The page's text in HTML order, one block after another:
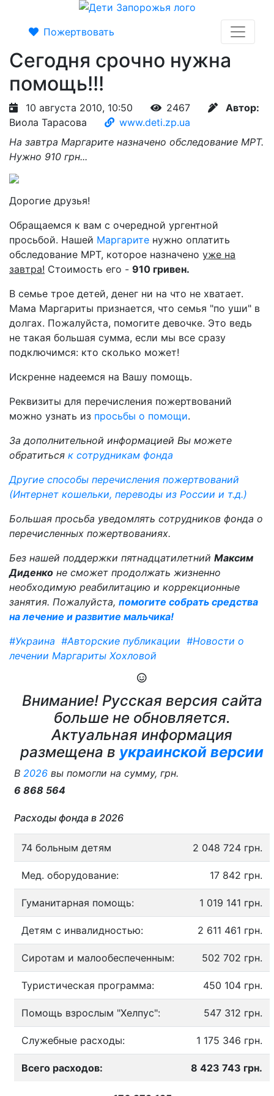
Пожертвовать
Сегодня срочно нужна
помощь!!!
10 августа 2010, 10:50 2467
Автор:
Виола Тарасова
www.deti.zp.ua
На завтра Маргарите назначено обследование МРТ.
Нужно 910 грн...
Дорогие друзья!
Обращаемся к вам с очередной ургентной
просьбой. Нашей Маргарите нужно оплатить
обследование МРТ, которое назначено уже на
завтра! Стоимость его - 910 гривен.
В семье трое детей, денег ни на что не хватает.
Мама Маргариты признается, что семья "по уши" в
долгах. Пожалуйста, помогите девочке. Это ведь
не такая большая сумма, если мы все сразу
подключимся: кто сколько может!
Искренне надеемся на Вашу помощь.
Реквизиты для перечисления пожертвований
можно узнать из просьбы о помощи.
За дополнительной информацией Вы можете
обратиться к сотрудникам фонда
Другие способы перечисления пожертвований
(Интернет кошельки, переводы из России и т.д.)
Большая просьба уведомлять сотрудников фонда о
перечисленных пожертвованиях.
Без нашей поддержки пятнадцатилетний Максим
Диденко не сможет продолжать жизненно
необходимую реабилитацию и коррекционные
занятия. Пожалуйста, помогите собрать средства
на лечение и развитие мальчика!
#Украина #Авторские публикации #Новости о
лечении Маргариты Хохловой
Внимание! Русская версия сайта
больше не обновляется.
Актуальная информация
размещена в украинской версии
В 2026 вы помогли на сумму, грн.
6 868 564
Расходы фонда в 2026
74 больным детям 2 048 724 грн.
Мед. оборудование: 17 842 грн.
Гуманитарная помощь: 1 019 141 грн.
Детям с инвалидностью: 2 611 461 грн.
Сиротам и малообеспеченным: 502 702 грн.
Туристическая программа: 450 104 грн.
Помощь взрослым "Хелпус": 547 312 грн.
Служебные расходы: 1 175 346 грн.
Всего расходов: 8 423 743 грн.